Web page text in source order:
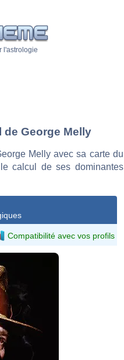
l'astrologie
de George Melly
Melly avec sa carte du
calcul de ses dominantes
Compatibilité avec vos profils